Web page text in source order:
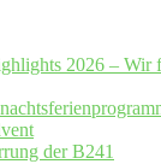
2026 – Wir
der B241